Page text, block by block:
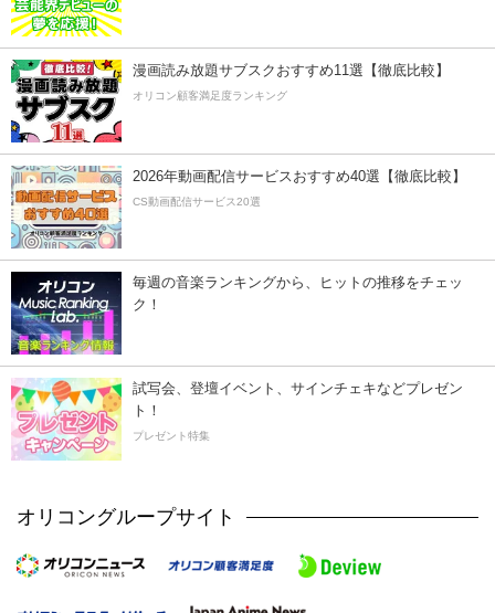
漫画読み放題サブスクおすすめ11選【徹底比較】
オリコン顧客満足度ランキング
2026年動画配信サービスおすすめ40選【徹底比較】
CS動画配信サービス20選
毎週の音楽ランキングから、ヒットの推移をチェッ
ク！
試写会、登壇イベント、サインチェキなどプレゼン
ト！
プレゼント特集
オリコングループサイト